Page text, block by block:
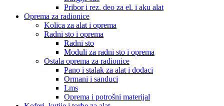
Pribor i rez. deo za el. i aku alat
Oprema za radionice
Kolica za alat i oprema
Radni sto i oprema
Radni sto
Moduli za radni sto i oprema
Ostala oprema za radionice
Pano i stalak za alat i dodaci
Ormani i sanduci
Lms
Oprema i potrošni materijal